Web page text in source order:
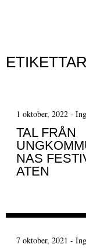
Hoppa till
1 oktober, 2022 -
TAL FRÅN
NAS
ATEN
7 oktober, 2021 -